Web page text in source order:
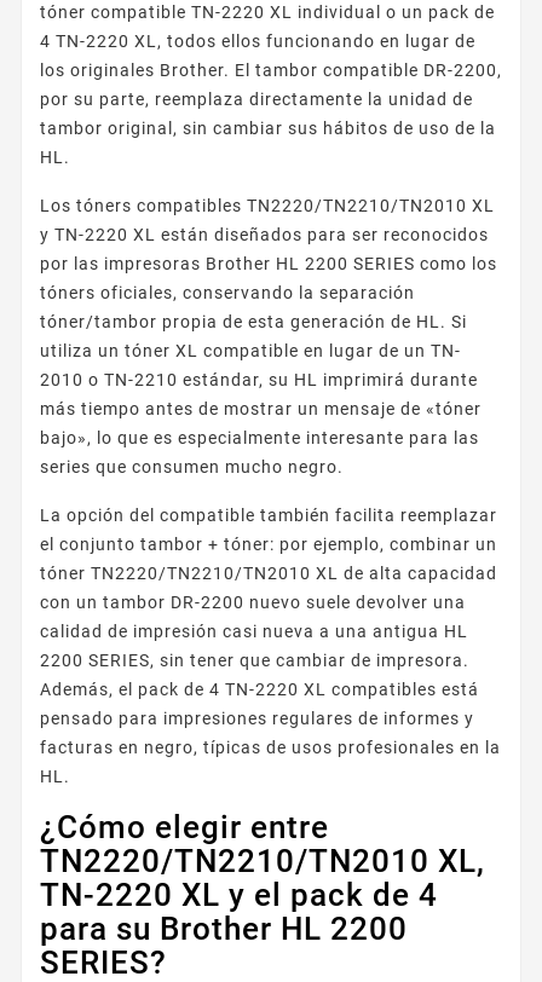
tóner compatible TN-2220 XL individual o un pack de
4 TN-2220 XL, todos ellos funcionando en lugar de
los originales Brother. El tambor compatible DR-2200,
por su parte, reemplaza directamente la unidad de
tambor original, sin cambiar sus hábitos de uso de la
HL.
Los tóners compatibles TN2220/TN2210/TN2010 XL
y TN-2220 XL están diseñados para ser reconocidos
por las impresoras Brother HL 2200 SERIES como los
tóners oficiales, conservando la separación
tóner/tambor propia de esta generación de HL. Si
utiliza un tóner XL compatible en lugar de un TN-
2010 o TN-2210 estándar, su HL imprimirá durante
más tiempo antes de mostrar un mensaje de «tóner
bajo», lo que es especialmente interesante para las
series que consumen mucho negro.
La opción del compatible también facilita reemplazar
el conjunto tambor + tóner: por ejemplo, combinar un
tóner TN2220/TN2210/TN2010 XL de alta capacidad
con un tambor DR-2200 nuevo suele devolver una
calidad de impresión casi nueva a una antigua HL
2200 SERIES, sin tener que cambiar de impresora.
Además, el pack de 4 TN-2220 XL compatibles está
pensado para impresiones regulares de informes y
facturas en negro, típicas de usos profesionales en la
HL.
¿Cómo elegir entre
TN2220/TN2210/TN2010 XL,
TN-2220 XL y el pack de 4
para su Brother HL 2200
SERIES?